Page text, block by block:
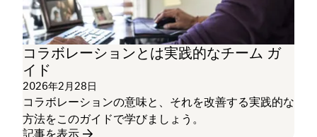
コラボレーションとは実践的なチーム ガ
イド
2026年2月28日
コラボレーションの意味と、それを改善する実践的な
方法をこのガイドで学びましょう。
記事を表示